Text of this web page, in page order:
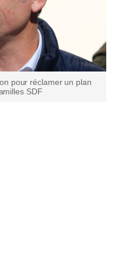
pour réclamer un plan
SDF